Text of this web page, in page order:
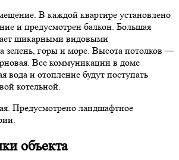
В каждой квартире установлено
и предусмотрен балкон. Большая
шикарными видовыми
зелень, горы и море. Высота потолков —
Все коммуникации в доме
вода и отопление будут поступать
котельной.
Предусмотрено ландшафтное
объекта